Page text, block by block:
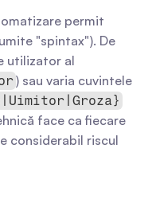
permit
"spintax"). De
utilizator al
) sau varia cuvintele
face ca fiecare
considerabil riscul